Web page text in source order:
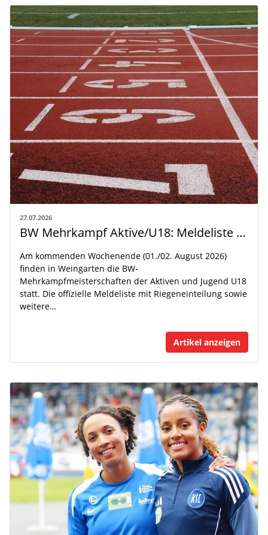
27.07.2026
BW Mehrkampf Aktive/U18: Meldeliste mit Riegeneinteilung und Rahmenzeitplan veröffentlicht
Am kommenden Wochenende (01./02. August 2026)
finden in Weingarten die BW-
Mehrkampfmeisterschaften der Aktiven und Jugend U18
statt. Die offizielle Meldeliste mit Riegeneinteilung sowie
weitere…
Artikel anzeigen